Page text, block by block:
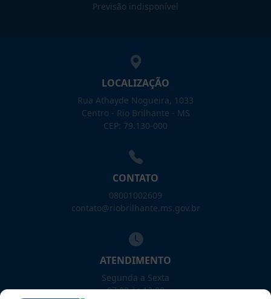
Previsão indisponível
LOCALIZAÇÃO
Rua Athayde Nogueira, 1033
Centro - Rio Brilhante - MS
CEP: 79.130-000
CONTATO
08001002609
contato@riobrilhante.ms.gov.br
ATENDIMENTO
Segunda a Sexta
07:00 às 13:00